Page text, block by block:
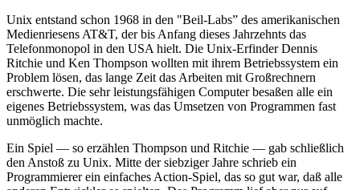
Unix entstand schon 1968 in den "Beil-Labs” des amerikanischen
Medienriesens AT&T, der bis Anfang dieses Jahrzehnts das
Telefonmonopol in den USA hielt. Die Unix-Erfinder Dennis
Ritchie und Ken Thompson wollten mit ihrem Betriebssystem ein
Problem lösen, das lange Zeit das Arbeiten mit Großrechnern
erschwerte. Die sehr leistungsfähigen Computer besaßen alle ein
eigenes Betriebssystem, was das Umsetzen von Programmen fast
unmöglich machte.
Ein Spiel — so erzählen Thompson und Ritchie — gab schließlich
den Anstoß zu Unix. Mitte der siebziger Jahre schrieb ein
Programmierer ein einfaches Action-Spiel, das so gut war, daß alle